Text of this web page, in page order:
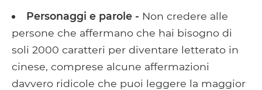
Personaggi e parole - Non credere alle
persone che affermano che hai bisogno di
soli 2000 caratteri per diventare letterato in
cinese, comprese alcune affermazioni
davvero ridicole che puoi leggere la maggior